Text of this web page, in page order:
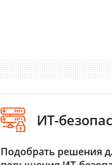
ИТ-
Подобрать решения